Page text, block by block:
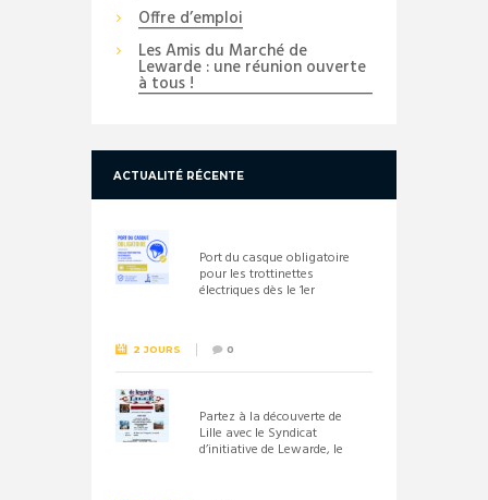
Offre d’emploi
Les Amis du Marché de
Lewarde : une réunion ouverte
à tous !
ACTUALITÉ RÉCENTE
Port du casque obligatoire
pour les trottinettes
électriques dès le 1er
2 JOURS 0
Partez à la découverte de
Lille avec le Syndicat
d’initiative de Lewarde, le